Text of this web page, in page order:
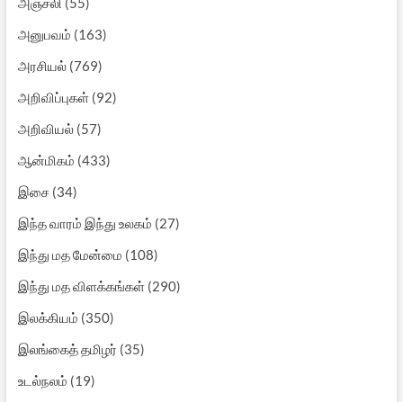
அனுபவம் (163)
அரசியல்(769)
அறிவிப்புகள்(92)
அறிவியல்(57)
ஆன்மிகம் (433)
இசை(34)
இந்த வாரம் இந்து உலகம் (27)
இந்து மத மேன்மை (108)
இந்து மத விளக்கங்கள்(290)
இலக்கியம் (350)
இலங்கைத் தமிழர் (35)
உடல்நலம் (19)